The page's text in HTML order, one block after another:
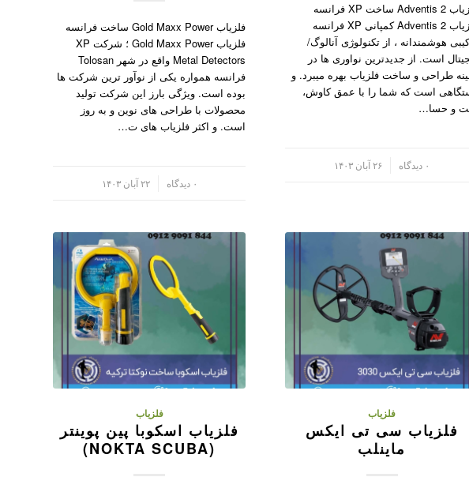
فلزیاب Adventis 2 ساخت XP فرانسه
فلزیاب Adventis 2 کمپانی XP فرانسه
هوشمندانه ، از تکنولوژی آنالوگ/
است. از جدیدترین نواوری ها در
طراحی و ساخت فلزیاب بهره میبرد. و
است که شما را با عمق کاوش،
و حسا…
۰ دیدگاه ۲۶ آبان ۱۴۰۳
فلزیاب Gold Maxx Power ساخت فرانسه
فلزیاب Gold Maxx Power ؛ شرکت XP
Metal Detectors واقع در شهر Tolosan
فرانسه همواره یکی از نوآور ترین شرکت ها
بوده است. ویژگی بارز این شرکت تولید
محصولات با طراحی های نوین و به روز
است. و اکثر فلزیاب های ت…
۰ دیدگاه ۲۲ آبان ۱۴۰۳
فلزیاب
فلزیاب سی تی ایکس
ماینلب
فلزیاب
فلزیاب اسکوبا پین پوینتر
(NOKTA SCUBA)